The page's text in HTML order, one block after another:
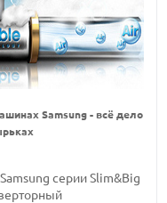
Samsung - всё дело
серии Slim&Big